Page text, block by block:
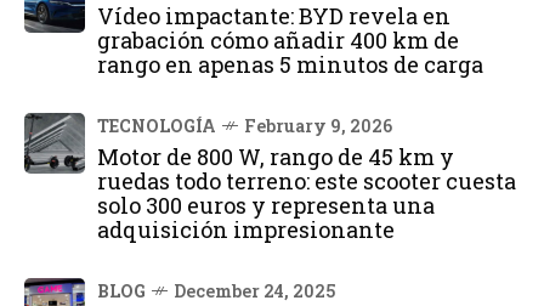
Vídeo impactante: BYD revela en
grabación cómo añadir 400 km de
rango en apenas 5 minutos de carga
TECNOLOGÍA February 9, 2026
Motor de 800 W, rango de 45 km y
ruedas todo terreno: este scooter cuesta
solo 300 euros y representa una
adquisición impresionante
BLOG December 24, 2025